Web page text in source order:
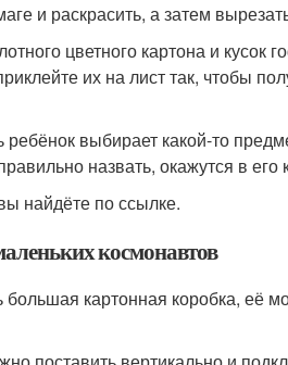
и раскрасить, а затем
цветного картона и кусок
их на лист так, чтобы
выбирает какой-то
назвать, окажутся в его
найдёте по ссылке.
космонавтов
картонная коробка, её